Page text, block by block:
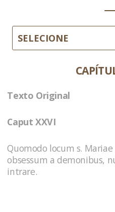
SELECIONE
Texto Original
Caput XXVI
Quomodo locum s.
obsessum a demonibus,
intrare.